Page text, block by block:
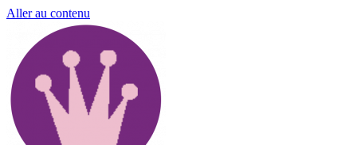
Aller au contenu